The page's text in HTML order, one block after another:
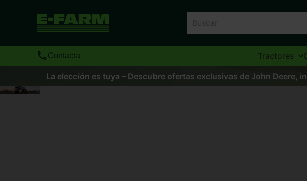
Contacta Tractores
La elección es tuya – Descubre ofertas exclusivas de John